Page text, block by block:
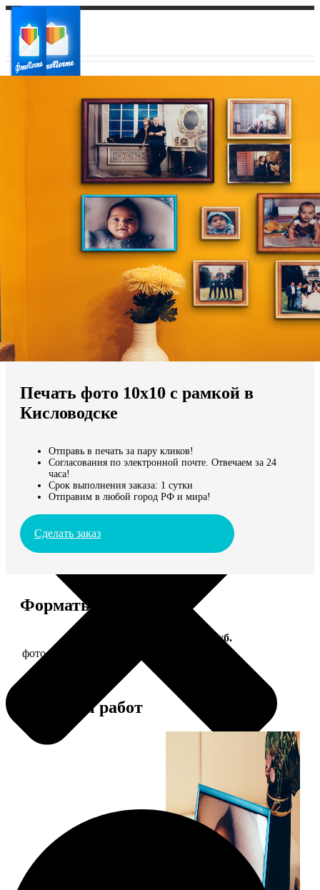
Ваш регион доставки
Выберите из списка:
Мы доставляем по всему миру
Продолжить без города
Печать фото 10х10 с рамкой в
Кисловодске
Отправь в печать за пару кликов!
Согласования по электронной почте. Отвечаем за 24
часа!
Срок выполнения заказа: 1 сутки
Отправим в любой город РФ и мира!
Сделать заказ
Форматы и цены
Цена, руб.
фото 10х10 в деревянной рамке
Примеры работ